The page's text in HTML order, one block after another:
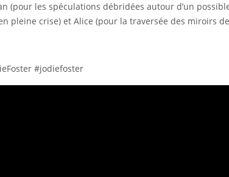
(pour les spéculations débridées autour d’un
pleine crise) et Alice (pour la traversée des miroirs de
#jodiefoster